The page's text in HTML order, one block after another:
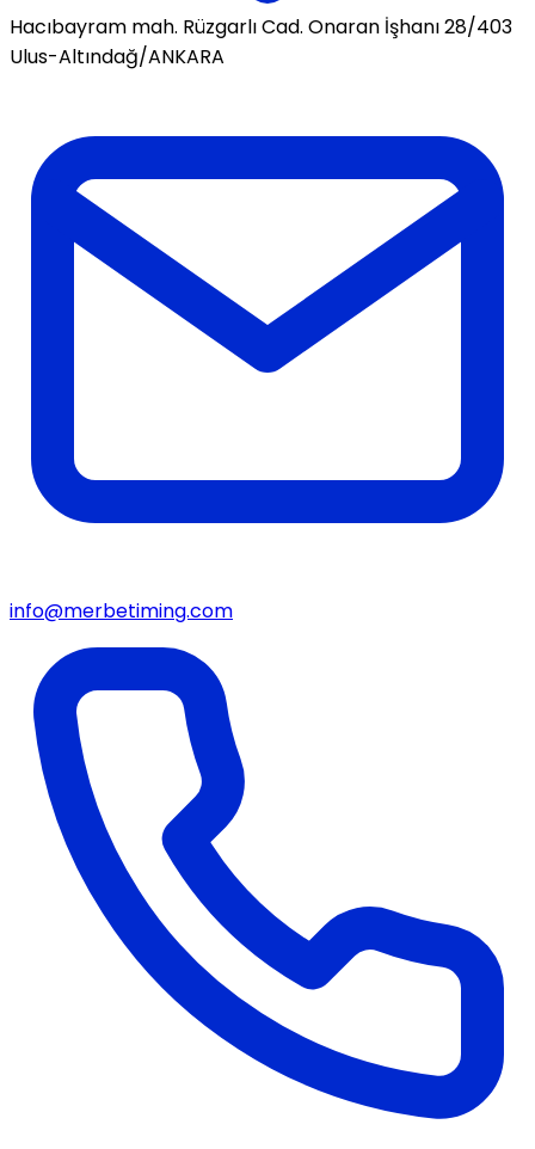
Hacıbayram mah. Rüzgarlı Cad. Onaran İşhanı 28/403
Ulus-Altındağ/ANKARA
info@merbetiming.com